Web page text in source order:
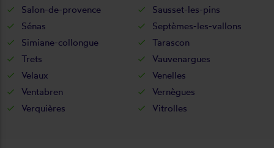
Salon-de-provence
Sausset-les-pins
Sénas
Septèmes-les-vallons
Simiane-collongue
Tarascon
Trets
Vauvenargues
Velaux
Venelles
Ventabren
Vernègues
Verquières
Vitrolles